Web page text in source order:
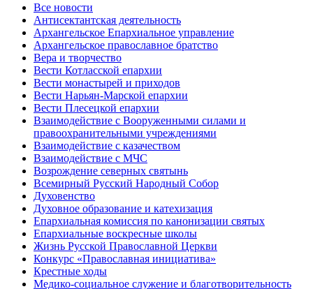
Все новости
Антисектантская деятельность
Архангельское Епархиальное управление
Архангельское православное братство
Вера и творчество
Вести Котласской епархии
Вести монастырей и приходов
Вести Нарьян-Марской епархии
Вести Плесецкой епархии
Взаимодействие с Вооруженными силами и
правоохранительными учреждениями
Взаимодействие с казачеством
Взаимодействие с МЧС
Возрождение северных святынь
Всемирный Русский Народный Собор
Духовенство
Духовное образование и катехизация
Епархиальная комиссия по канонизации святых
Епархиальные воскресные школы
Жизнь Русской Православной Церкви
Конкурс «Православная инициатива»
Крестные ходы
Медико-социальное служение и благотворительность